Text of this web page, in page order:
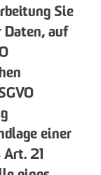
Sie
Daten, auf
einer
21